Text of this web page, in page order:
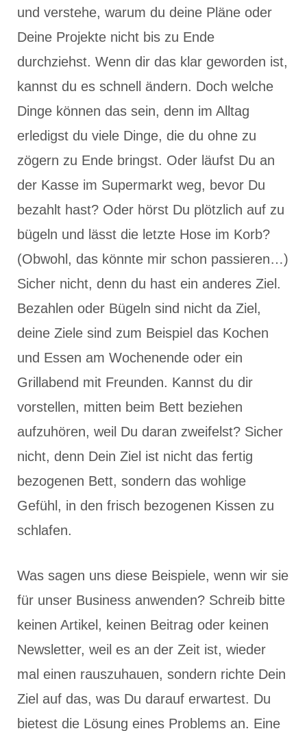
und verstehe, warum du deine Pläne oder
Deine Projekte nicht bis zu Ende
durchziehst. Wenn dir das klar geworden ist,
kannst du es schnell ändern. Doch welche
Dinge können das sein, denn im Alltag
erledigst du viele Dinge, die du ohne zu
zögern zu Ende bringst. Oder läufst Du an
der Kasse im Supermarkt weg, bevor Du
bezahlt hast? Oder hörst Du plötzlich auf zu
bügeln und lässt die letzte Hose im Korb?
(Obwohl, das könnte mir schon passieren…)
Sicher nicht, denn du hast ein anderes Ziel.
Bezahlen oder Bügeln sind nicht da Ziel,
deine Ziele sind zum Beispiel das Kochen
und Essen am Wochenende oder ein
Grillabend mit Freunden. Kannst du dir
vorstellen, mitten beim Bett beziehen
aufzuhören, weil Du daran zweifelst? Sicher
nicht, denn Dein Ziel ist nicht das fertig
bezogenen Bett, sondern das wohlige
Gefühl, in den frisch bezogenen Kissen zu
schlafen.
Was sagen uns diese Beispiele, wenn wir sie
für unser Business anwenden? Schreib bitte
keinen Artikel, keinen Beitrag oder keinen
Newsletter, weil es an der Zeit ist, wieder
mal einen rauszuhauen, sondern richte Dein
Ziel auf das, was Du darauf erwartest. Du
bietest die Lösung eines Problems an. Eine